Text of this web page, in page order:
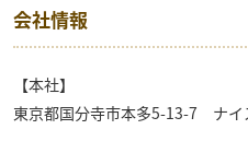
会社情報
【本社】
東京都国分寺市本多5-13-7 ナイ